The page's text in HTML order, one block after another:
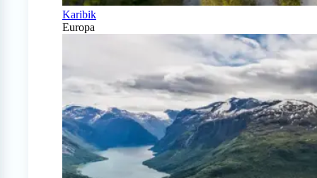
Karibik
Europa